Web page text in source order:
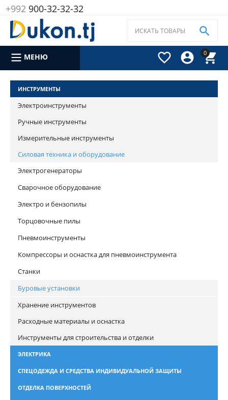
+992900-32-32-32
0




МЕНЮ
ИНСТРУМЕНТЫ
Электроинструменты
Ручные инструменты
Измерительные инструменты
Силовая техника и оборудование
Электрогенераторы
Сварочное оборудование
Электро и бензопилы
Торцовочные пилы
Пневмоинструменты
Компрессоры и оснастка для пневмоинструмента
Станки
Буровые установки
Хранение инструментов
Расходные материалы и оснастка
Инструменты для строительства и отделки
ЭЛЕКТРИКА
СПЕЦОДЕЖДА И СРЕДСТВА ИНДИВИДУАЛЬНОЙ ЗАЩИТЫ
ОТДЕЛКА ПОВЕРХНОСТЕЙ